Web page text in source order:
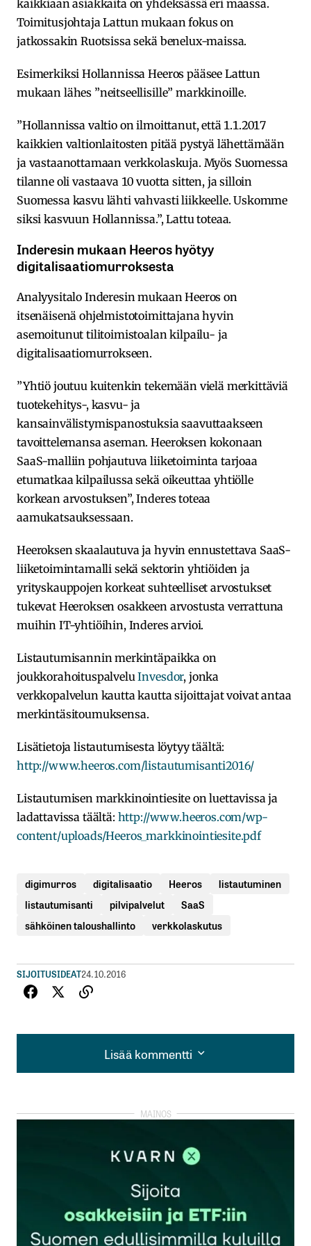
kaikkiaan asiakkaita on yhdeksässä eri maassa.
Toimitusjohtaja Lattun mukaan fokus on
jatkossakin Ruotsissa sekä benelux-maissa.
Esimerkiksi Hollannissa Heeros pääsee Lattun
mukaan lähes ”neitseellisille” markkinoille.
”Hollannissa valtio on ilmoittanut, että 1.1.2017
kaikkien valtionlaitosten pitää pystyä lähettämään
ja vastaanottamaan verkkolaskuja. Myös Suomessa
tilanne oli vastaava 10 vuotta sitten, ja silloin
Suomessa kasvu lähti vahvasti liikkeelle. Uskomme
siksi kasvuun Hollannissa.”, Lattu toteaa.
Inderesin mukaan Heeros hyötyy
digitalisaatiomurroksesta
Analyysitalo Inderesin mukaan Heeros on
itsenäisenä ohjelmistotoimittajana hyvin
asemoitunut tilitoimistoalan kilpailu- ja
digitalisaatiomurrokseen.
”Yhtiö joutuu kuitenkin tekemään vielä merkittäviä
tuotekehitys-, kasvu- ja
kansainvälistymispanostuksia saavuttaakseen
tavoittelemansa aseman. Heeroksen kokonaan
SaaS-malliin pohjautuva liiketoiminta tarjoaa
etumatkaa kilpailussa sekä oikeuttaa yhtiölle
korkean arvostuksen”, Inderes toteaa
aamukatsauksessaan.
Heeroksen skaalautuva ja hyvin ennustettava SaaS-
liiketoimintamalli sekä sektorin yhtiöiden ja
yrityskauppojen korkeat suhteelliset arvostukset
tukevat Heeroksen osakkeen arvostusta verrattuna
muihin IT-yhtiöihin, Inderes arvioi.
Listautumisannin merkintäpaikka on
joukkorahoituspalveluInvesdor, jonka
verkkopalvelun kautta kautta sijoittajat voivat antaa
merkintäsitoumuksensa.
Lisätietoja listautumisesta löytyy täältä:
http://www.heeros.com/listautumisanti2016/
Listautumisen markkinointiesite on luettavissa ja
ladattavissa täältä: http://www.heeros.com/wp-
content/uploads/Heeros_markkinointiesite.pdf
digimurros digitalisaatio Heeros
listautuminen
listautumisanti
pilvipalvelut
SaaS
sähköinen taloushallinto
verkkolaskutus
SIJOITUSIDEAT24.10.2016
Lisää kommentti
Lisää kommentti
kirjautua
rekisteröityä